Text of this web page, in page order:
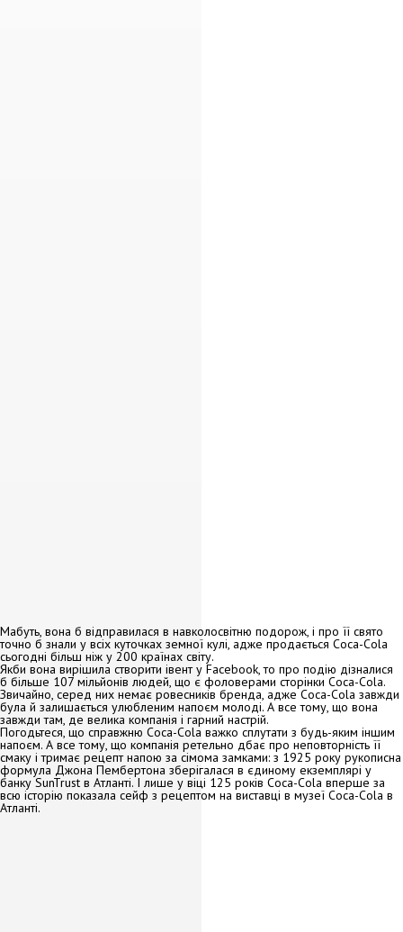
Мабуть, вона б відправилася в навколосвітню подорож, і про її свято
точно б знали у всіх куточках земної кулі, адже продається Сoca-Cola
сьогодні більш ніж у 200 країнах світу.
Якби вона вирішила створити івент у Facebook, то про подію дізналися
б більше 107 мільйонів людей, що є фоловерами сторінки Coca-Cola.
Звичайно, серед них немає ровесників бренда, адже Соса-Соla завжди
була й залишається улюбленим напоєм молоді. А все тому, що вона
завжди там, де велика компанія і гарний настрій.
Погодьтеся, що справжню Соса-Соla важко сплутати з будь-яким іншим
напоєм. А все тому, що компанія ретельно дбає про неповторність її
смаку і тримає рецепт напою за сімома замками: з 1925 року рукописна
формула Джона Пембертона зберігалася в єдиному екземплярі у
банку SunTrust в Атланті. І лише у віці 125 років Соса-Соla вперше за
всю історію показала сейф з рецептом на виставці в музеї Соса-Соla в
Атланті.